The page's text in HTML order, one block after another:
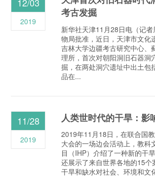
考古发掘
新华社天津11月28日电（记
物局批准，近日，天津市文化
吉林大学边疆考古研究中心、
理所，首次对朝阳洞旧石器洞
掘，在两处洞穴遗址中出土包
品在...
12/03
2019
人类世时代的干旱：影
2019年11月18日，在联合国
大会的一场边会活动上，教科
目（IHP）介绍了一种新的干
还展示了来自世界各地的15个
干旱和缺水对社会、环境和文
11/28
2019